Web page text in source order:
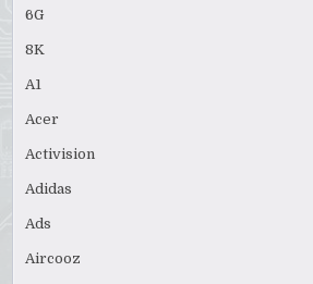
6G
8K
A1
Acer
Activision
Adidas
Ads
Aircooz